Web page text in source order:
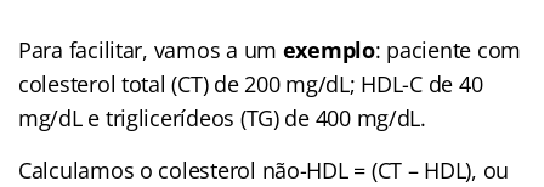
Para facilitar, vamos a um exemplo: paciente com
colesterol total (CT) de 200 mg/dL; HDL-C de 40
mg/dL e triglicerídeos (TG) de 400 mg/dL.
Calculamos o colesterol não-HDL = (CT – HDL), ou